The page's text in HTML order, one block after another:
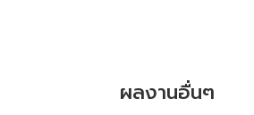
ผลงานอื่นๆ